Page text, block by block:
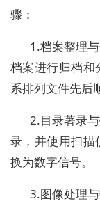
骤：
1.档案整理
档案进行归档和
系排列文件先后
2.目录著录
录，并使用扫描
换为数字信号。
3.图像处理